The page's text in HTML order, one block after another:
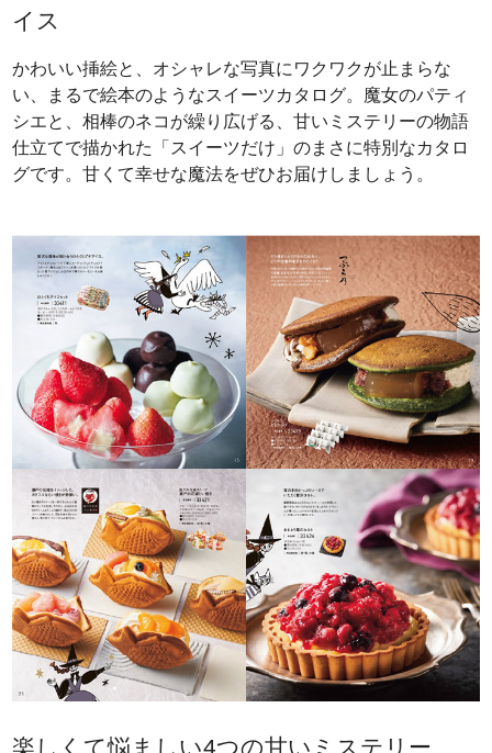
イス
かわいい挿絵と、オシャレな写真にワクワクが止まらな
い、まるで絵本のようなスイーツカタログ。魔女のパティ
シエと、相棒のネコが繰り広げる、甘いミステリーの物語
仕立てで描かれた「スイーツだけ」のまさに特別なカタロ
グです。甘くて幸せな魔法をぜひお届けしましょう。
楽しくて悩ましい4つの甘いミステリー